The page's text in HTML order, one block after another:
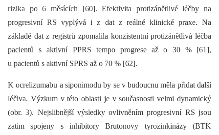
rizika po 6 měsících [60]. Efektivita protizánětlivé léčby na
progresivní RS vyplývá i z dat z reálné klinické praxe. Na
základě dat z registrů zpomalila konzistentní protizánětlivá léčba
pacientů s aktivní PPRS tempo progrese až o 30 % [61],
u pacientů s aktivní SPRS až o 70 % [62].
K ocrelizumabu a siponimodu by se v budoucnu měla přidat další
léčiva. Výzkum v této oblasti je v současnosti velmi dynamický
(obr. 3). Nejslibnější výsledky ovlivněním progresivní RS jsou
zatím spojeny s inhibitory Brutonovy tyrozinkinázy (BTK